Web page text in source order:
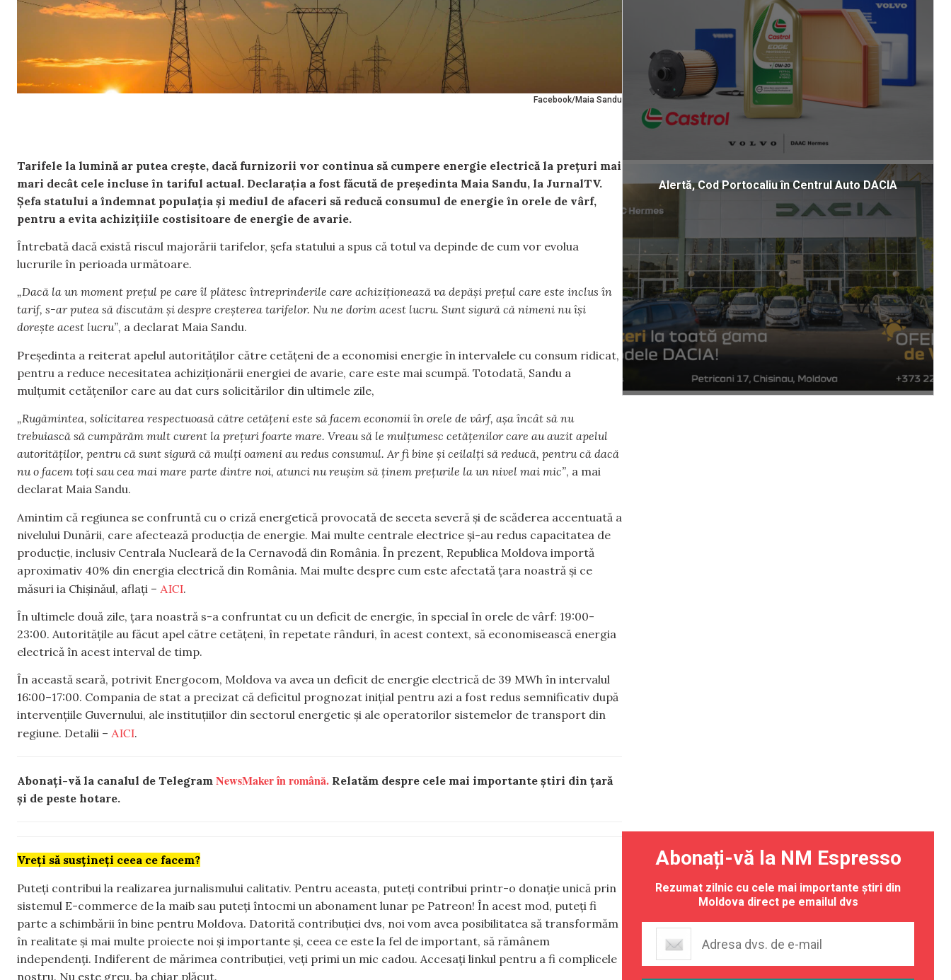
Facebook/Maia Sandu
Tarifele la lumină ar putea crește, dacă furnizorii vor continua să cumpere energie electrică la prețuri mai
mari decât cele incluse în tariful actual. Declarația a fost făcută de președinta Maia Sandu, la JurnalTV.
Șefa statului a îndemnat populația și mediul de afaceri să reducă consumul de energie în orele de vârf,
pentru a evita achizițiile costisitoare de energie de avarie.
Întrebată dacă există riscul majorării tarifelor, șefa statului a spus că totul va depinde de cum vor evolua
lucrurile în perioada următoare.
„Dacă la un moment prețul pe care îl plătesc întreprinderile care achiziționează va depăși prețul care este inclus în
tarif, s-ar putea să discutăm și despre creșterea tarifelor. Nu ne dorim acest lucru. Sunt sigură că nimeni nu își
dorește acest lucru”, a declarat Maia Sandu.
Președinta a reiterat apelul autorităților către cetățeni de a economisi energie în intervalele cu consum ridicat,
pentru a reduce necesitatea achiziționării energiei de avarie, care este mai scumpă. Totodată, Sandu a
mulțumit cetățenilor care au dat curs solicitărilor din ultimele zile,
„Rugămintea, solicitarea respectuoasă către cetățeni este să facem economii în orele de vârf, așa încât să nu
trebuiască să cumpărăm mult curent la prețuri foarte mare. Vreau să le mulțumesc cetățenilor care au auzit apelul
autorităților, pentru că sunt sigură că mulți oameni au redus consumul. Ar fi bine și ceilalți să reducă, pentru că dacă
nu o facem toți sau cea mai mare parte dintre noi, atunci nu reușim să ținem prețurile la un nivel mai mic”, a mai
declarat Maia Sandu.
Amintim că regiunea se confruntă cu o criză energetică provocată de seceta severă și de scăderea accentuată a
nivelului Dunării, care afectează producția de energie. Mai multe centrale electrice și-au redus capacitatea de
producție, inclusiv Centrala Nucleară de la Cernavodă din România. În prezent, Republica Moldova importă
aproximativ 40% din energia electrică din România. Mai multe despre cum este afectată țara noastră și ce
măsuri ia Chișinăul, aflați – AICI.
În ultimele două zile, țara noastră s-a confruntat cu un deficit de energie, în special în orele de vârf: 19:00-
23:00. Autoritățile au făcut apel către cetățeni, în repetate rânduri, în acest context, să economisească energia
electrică în acest interval de timp.
În această seară, potrivit Energocom, Moldova va avea un deficit de energie electrică de 39 MWh în intervalul
16:00–17:00. Compania de stat a precizat că deficitul prognozat inițial pentru azi a fost redus semnificativ după
intervențiile Guvernului, ale instituțiilor din sectorul energetic și ale operatorilor sistemelor de transport din
regiune. Detalii – AICI.
Abonați-vă la canalul de Telegram NewsMaker în română. Relatăm despre cele mai importante știri din țară
și de peste hotare.
Vreți să susțineți ceea ce facem?
Puteți contribui la realizarea jurnalismului calitativ. Pentru aceasta, puteți contribui printr-o donație unică prin
sistemul E-commerce de la maib sau puteți întocmi un abonament lunar pe Patreon! În acest mod, puteți fi
parte a schimbării în bine pentru Moldova. Datorită contribuției dvs, noi vom avea posibilitatea să transformăm
în realitate și mai multe proiecte noi și importante și, ceea ce este la fel de important, să rămânem
independenți. Indiferent de mărimea contribuției, veți primi un mic cadou. Accesați linkul pentru a fi complicele
nostru. Nu este greu, ba chiar plăcut.
Alertă, Cod Portocaliu în Centrul Auto DACIA
Abonați-vă la NM Espresso
Rezumat zilnic cu cele mai importante știri din
Moldova direct pe emailul dvs